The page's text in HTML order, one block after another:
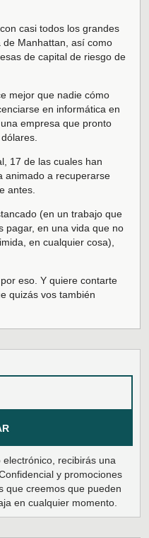
casi todos los grandes
Manhattan, así como
de capital de riesgo de
mejor que nadie cómo
en informática en
empresa que pronto
17 de las cuales han
animado a recuperarse
antes.
(en un trabajo que
pagar, en una vida que no
en cualquier cosa),
eso. Y quiere contarte
quizás vos también
recibirás una
y promociones
que creemos que pueden
en cualquier momento.